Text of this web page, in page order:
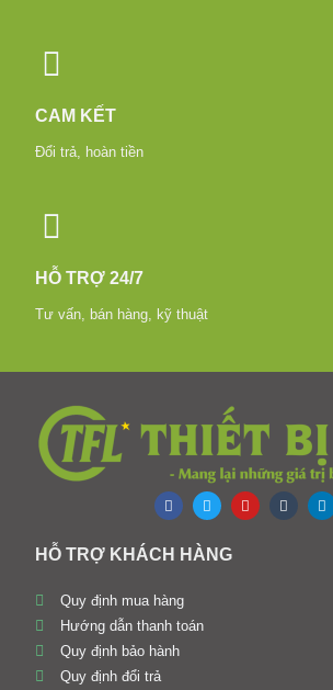
CAM KẾT
Đổi trả, hoàn tiền
HỖ TRỢ 24/7
Tư vấn, bán hàng, kỹ thuật
HỖ TRỢ KHÁCH HÀNG
Quy định mua hàng
Hướng dẫn thanh toán
Quy định bảo hành
Quy định đổi trả